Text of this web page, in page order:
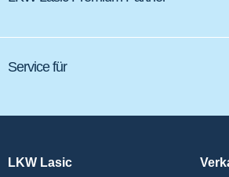
Service für
LKW Lasic